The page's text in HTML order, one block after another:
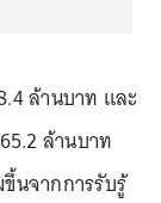
ล้านบาท และ
ล้านบาท
นจากการรับรู้